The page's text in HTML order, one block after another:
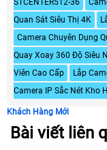
STCENTER512-36
Quan Sát Siêu Thị 4K
Camera Chuyên Dụng
Quay Xoay 360 Độ Siêu
Viên Cao Cấp
Lắp
Camera IP Sắc Nét Kho
Khách Hàng Mới
Bài viết liên